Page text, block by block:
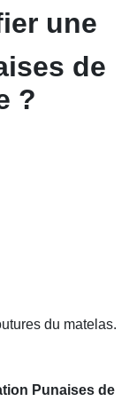
une
de
?
du matelas.
Punaises de